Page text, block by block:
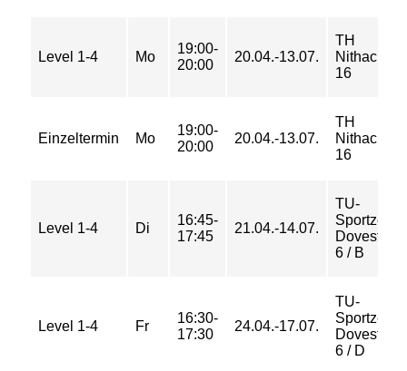
Level 1-4 Mo
19:00-
20:00
20.04.-13.07.
TH
Nithackstr.
16
Einzeltermin Mo
19:00-
20:00
20.04.-13.07.
TH
Nithackstr.
16
Level 1-4 Di
16:45-
17:45
21.04.-14.07.
TU-
6 / B
Level 1-4 Fr
16:30-
17:30
24.04.-17.07.
TU-
6 / D